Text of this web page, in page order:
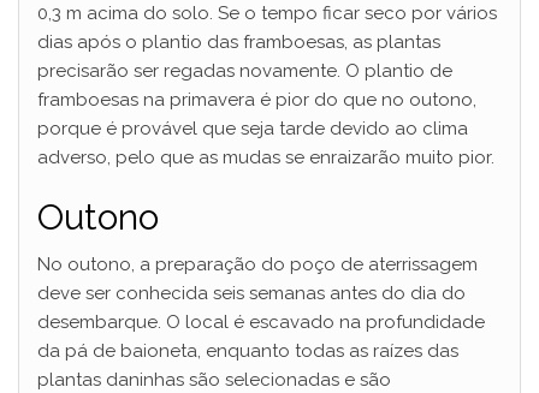
0,3 m acima do solo. Se o tempo ficar seco por vários
dias após o plantio das framboesas, as plantas
precisarão ser regadas novamente. O plantio de
framboesas na primavera é pior do que no outono,
porque é provável que seja tarde devido ao clima
adverso, pelo que as mudas se enraizarão muito pior.
Outono
No outono, a preparação do poço de aterrissagem
deve ser conhecida seis semanas antes do dia do
desembarque. O local é escavado na profundidade
da pá de baioneta, enquanto todas as raízes das
plantas daninhas são selecionadas e são